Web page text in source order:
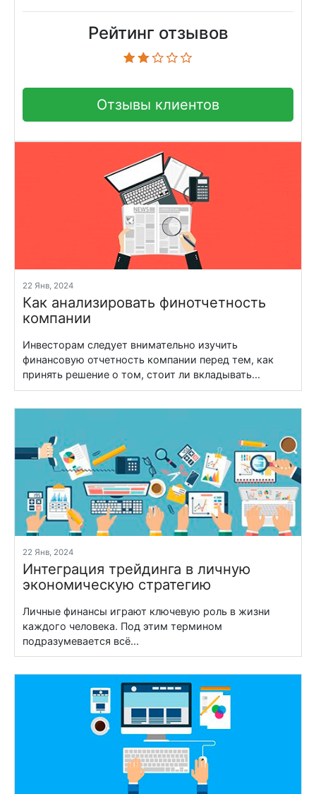
Рейтинг отзывов
Отзывы клиентов
22 Янв, 2024
Как анализировать финотчетность
компании
Инвесторам следует внимательно изучить
финансовую отчетность компании перед тем, как
принять решение о том, стоит ли вкладывать...
22 Янв, 2024
Интеграция трейдинга в личную
экономическую стратегию
Личные финансы играют ключевую роль в жизни
каждого человека. Под этим термином
подразумевается всё...